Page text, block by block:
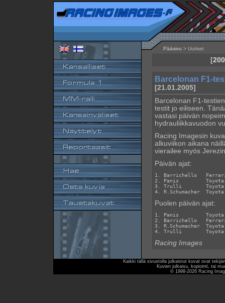
Pääsivu > Uutiset
[
Barcelonan F1-
[21.01.2005]
Barcelonan F1-
testit jo eiliseen.
vastasi päivän
hydrauliikkavuodon
Racing Imagesin
alkuviikon aikana
vierailee myös
Päivän ajat:
1. Barrichello
2. Panis
3. Trulli        Toyota
Puolen päivän ajat:
1. Panis
2. Barrichello
3. R.Schumacher
Racing Images
Kaikki tällä sivustolla julkaistut kuvat ovat
Kuvien julkaisu, kopiointi, tai
© 1998-2026 Racing